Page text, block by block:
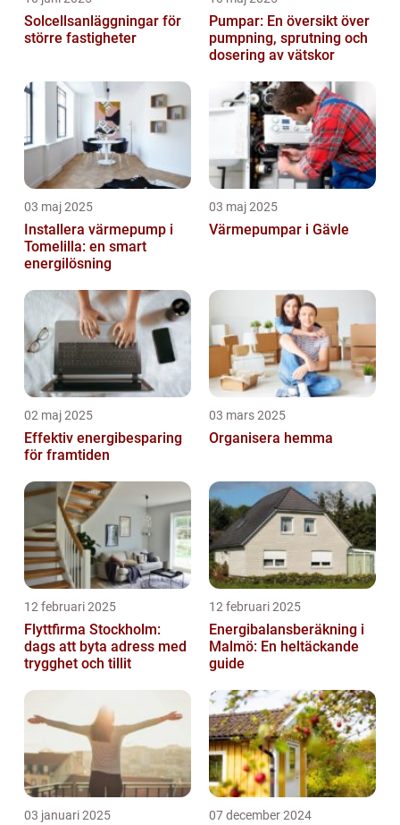
Solcellsanläggningar för
större fastigheter
Pumpar: En översikt över
pumpning, sprutning och
dosering av vätskor
03 maj 2025
Installera värmepump i
Tomelilla: en smart
energilösning
03 maj 2025
Värmepumpar i Gävle
02 maj 2025
Effektiv energibesparing
för framtiden
03 mars 2025
Organisera hemma
12 februari 2025
Flyttfirma Stockholm:
dags att byta adress med
trygghet och tillit
12 februari 2025
Energibalansberäkning i
Malmö: En heltäckande
guide
03 januari 2025 07 december 2024